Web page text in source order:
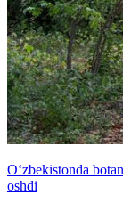
O‘zbekistonda
oshdi